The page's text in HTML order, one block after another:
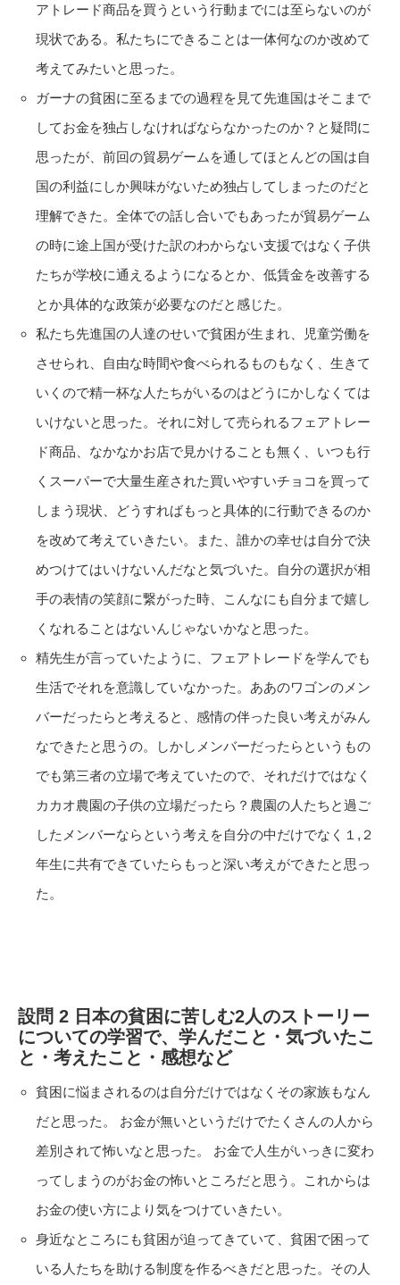
アトレード商品を買うという行動までには至らないのが
現状である。私たちにできることは一体何なのか改めて
考えてみたいと思った。
ガーナの貧困に至るまでの過程を見て先進国はそこまで
してお金を独占しなければならなかったのか？と疑問に
思ったが、前回の貿易ゲームを通してほとんどの国は自
国の利益にしか興味がないため独占してしまったのだと
理解できた。全体での話し合いでもあったが貿易ゲーム
の時に途上国が受けた訳のわからない支援ではなく子供
たちが学校に通えるようになるとか、低賃金を改善する
とか具体的な政策が必要なのだと感じた。
私たち先進国の人達のせいで貧困が生まれ、児童労働を
させられ、自由な時間や食べられるものもなく、生きて
いくので精一杯な人たちがいるのはどうにかしなくては
いけないと思った。それに対して売られるフェアトレー
ド商品、なかなかお店で見かけることも無く、いつも行
くスーパーで大量生産された買いやすいチョコを買って
しまう現状、どうすればもっと具体的に行動できるのか
を改めて考えていきたい。また、誰かの幸せは自分で決
めつけてはいけないんだなと気づいた。自分の選択が相
手の表情の笑顔に繋がった時、こんなにも自分まで嬉し
くなれることはないんじゃないかなと思った。
精先生が言っていたように、フェアトレードを学んでも
生活でそれを意識していなかった。ああのワゴンのメン
バーだったらと考えると、感情の伴った良い考えがみん
なできたと思うの。しかしメンバーだったらというもの
でも第三者の立場で考えていたので、それだけではなく
カカオ農園の子供の立場だったら？農園の人たちと過ご
したメンバーならという考えを自分の中だけでなく１,２
年生に共有できていたらもっと深い考えができたと思っ
た。
設問 2 日本の貧困に苦しむ2人のストーリー
についての学習で、学んだこと・気づいたこ
と・考えたこと・感想など
貧困に悩まされるのは自分だけではなくその家族もなん
だと思った。 お金が無いというだけでたくさんの人から
差別されて怖いなと思った。 お金で人生がいっきに変わ
ってしまうのがお金の怖いところだと思う。これからは
お金の使い方により気をつけていきたい。
身近なところにも貧困が迫ってきていて、貧困で困って
いる人たちを助ける制度を作るべきだと思った。その人